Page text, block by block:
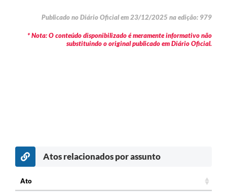
Publicado no Diário Oficial em 23/12/2025 na edição: 979
* Nota: O conteúdo disponibilizado é meramente informativo não
substituindo o original publicado em Diário Oficial.
Atos relacionados por assunto
Ato